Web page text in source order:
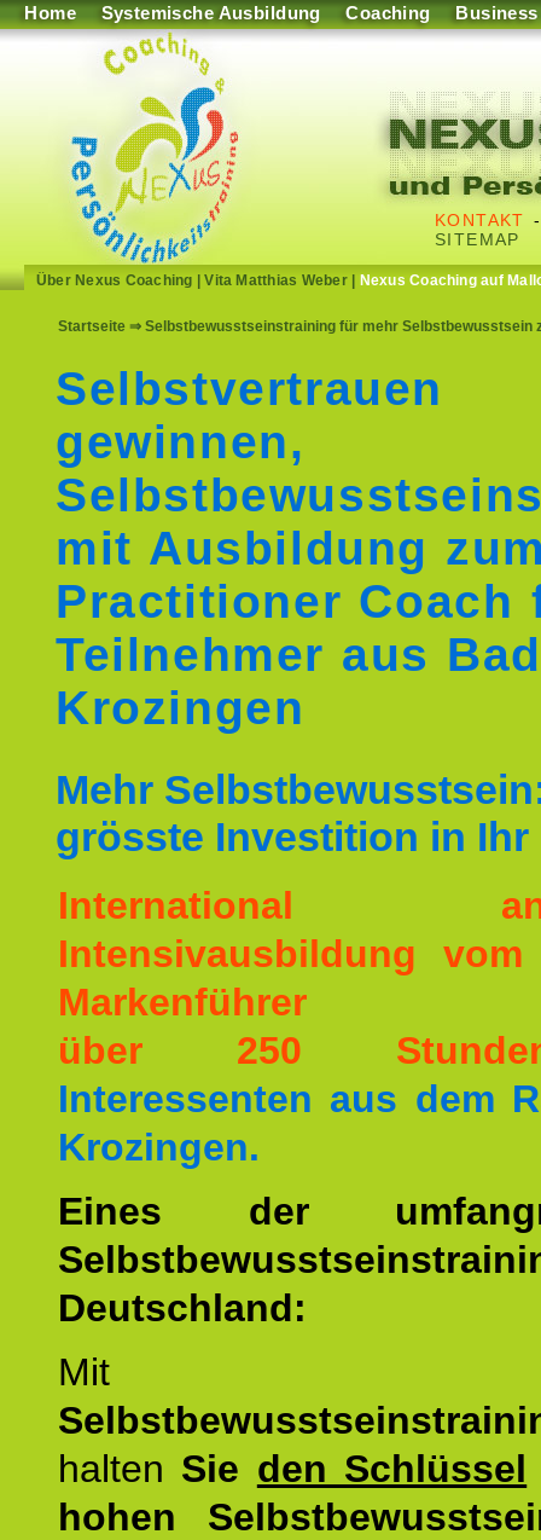
Home Systemische Ausbildung Coaching Business
KONTAKT
SITEMAP
Über Nexus Coaching |Vita Matthias Weber| Nexus Coaching auf
Startseite ⇒ Selbstbewusstseinstraining für mehr Selbstbewusstsein
Selbstvertrauen
gewinnen,
mit Ausbildung
Practitioner Coach
Teilnehmer aus
Krozingen
Mehr
grösste Investition in Ihr
International
Intensivausbildung vom
Markenführer
über 250
Interessenten aus dem
Krozingen.
Eines der
Deutschland:
Mit
halten Sie den Schlüssel
hohen